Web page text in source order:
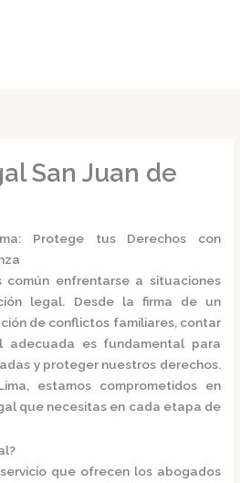
San Juan de
Protege tus Derechos con
común enfrentarse a situaciones
legal. Desde la firma de un
de conflictos familiares, contar
adecuada es fundamental para
y proteger nuestros derechos.
, estamos comprometidos en
que necesitas en cada etapa de
que ofrecen los abogados